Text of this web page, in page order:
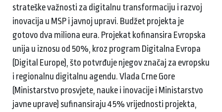
strateške važnosti za digitalnu transformaciju i razvoj
inovacija u MSP i javnoj upravi. Budžet projekta je
gotovo dva miliona eura. Projekat kofinansira Evropska
unija u iznosu od 50%, kroz program Digitalna Evropa
(Digital Europe), što potvrđuje njegov značaj za evropsku
i regionalnu digitalnu agendu. Vlada Crne Gore
(Ministarstvo prosvjete, nauke i inovacije i Ministarstvo
javne uprave) sufinansiraju 45% vrijednosti projekta,